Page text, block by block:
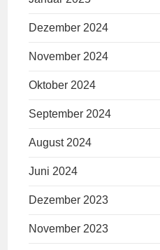
Dezember 2024
November 2024
Oktober 2024
September 2024
August 2024
Juni 2024
Dezember 2023
November 2023